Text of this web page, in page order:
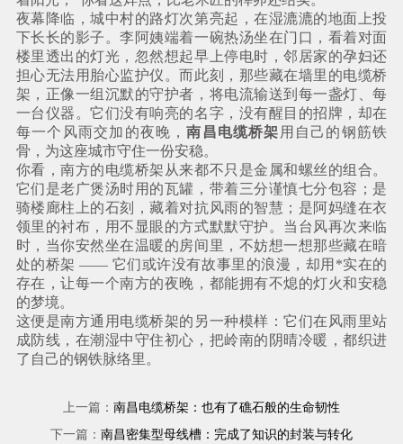
夜幕降临，城中村的路灯次第亮起，在湿漉漉的地面上投
下长长的影子。李阿姨端着一碗热汤坐在门口，看着对面
楼里透出的灯光，忽然想起早上停电时，邻居家的孕妇还
担心无法用胎心监护仪。而此刻，那些藏在墙里的电缆桥
架，正像一组沉默的守护者，将电流输送到每一盏灯、每
一台仪器。它们没有响亮的名字，没有醒目的招牌，却在
每一个风雨交加的夜晚，南昌电缆桥架 用自己的钢筋铁
骨，为这座城市守住一份安稳。
你看，南方的电缆桥架从来都不只是金属和螺丝的组合。
它们是老广煲汤时用的瓦罐，带着三分谨慎七分包容；是
骑楼廊柱上的石刻，藏着对抗风雨的智慧；是阿妈缝在衣
领里的衬布，用不显眼的方式默默守护。当台风再次来临
时，当你安然坐在温暖的房间里，不妨想一想那些藏在暗
处的桥架 —— 它们或许没有故事里的浪漫，却用*实在的
存在，让每一个南方的夜晚，都能拥有不熄的灯火和安稳
的梦境。
这便是南方通用电缆桥架的另一种模样：它们在风雨里站
成防线，在潮湿中守住初心，把岭南的阴晴冷暖，都织进
了自己的钢铁脉络里。
上一篇： 南昌电缆桥架：也有了礁石般的生命韧性
下一篇： 南昌密集型母线槽：完成了知识的封装与转化